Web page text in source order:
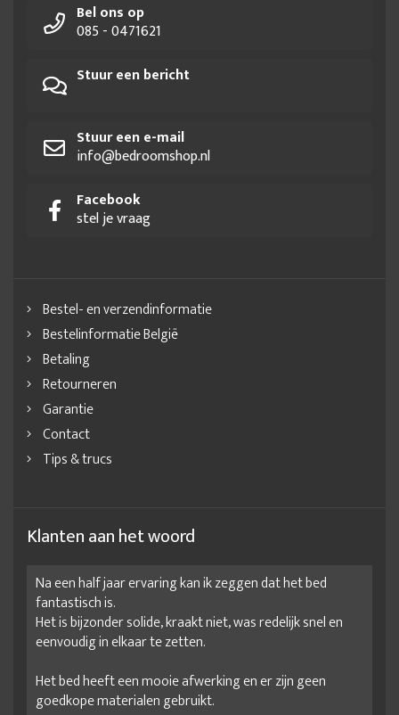
Bel ons op
085 - 0471621
Stuur een bericht
Stuur een e-mail
info@bedroomshop.nl
Facebook
stel je vraag
Bestel- en verzendinformatie
Bestelinformatie België
Betaling
Retourneren
Garantie
Contact
Tips & trucs
Klanten aan het woord
Na een half jaar ervaring kan ik zeggen dat het bed
fantastisch is.
Het is bijzonder solide, kraakt niet, was redelijk snel en
eenvoudig in elkaar te zetten.
Het bed heeft een mooie afwerking en er zijn geen
goedkope materialen gebruikt.